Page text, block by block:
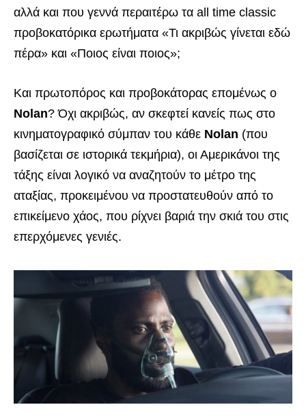
αλλά και που γεννά περαιτέρω τα all time classic
προβοκατόρικα ερωτήματα «Τι ακριβώς γίνεται εδώ
πέρα» και «Ποιος είναι ποιος»;
Και πρωτοπόρος και προβοκάτορας επομένως ο
Nolan? Όχι ακριβώς, αν σκεφτεί κανείς πως στο
κινηματογραφικό σύμπαν του κάθε Nolan (που
βασίζεται σε ιστορικά τεκμήρια), οι Αμερικάνοι της
τάξης είναι λογικό να αναζητούν το μέτρο της
αταξίας, προκειμένου να προστατευθούν από το
επικείμενο χάος, που ρίχνει βαριά την σκιά του στις
επερχόμενες γενιές.